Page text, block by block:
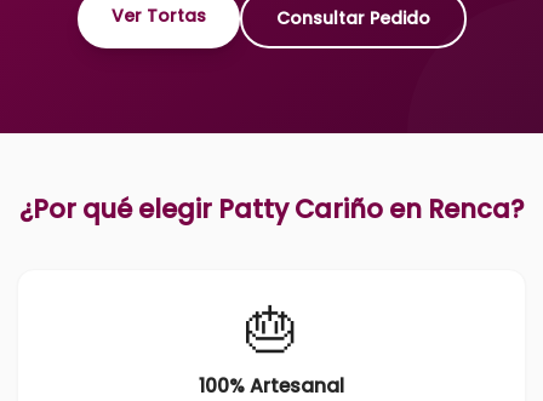
Ver Tortas Consultar Pedido
¿Por qué elegir Patty Cariño en Renca?
🎂
100% Artesanal